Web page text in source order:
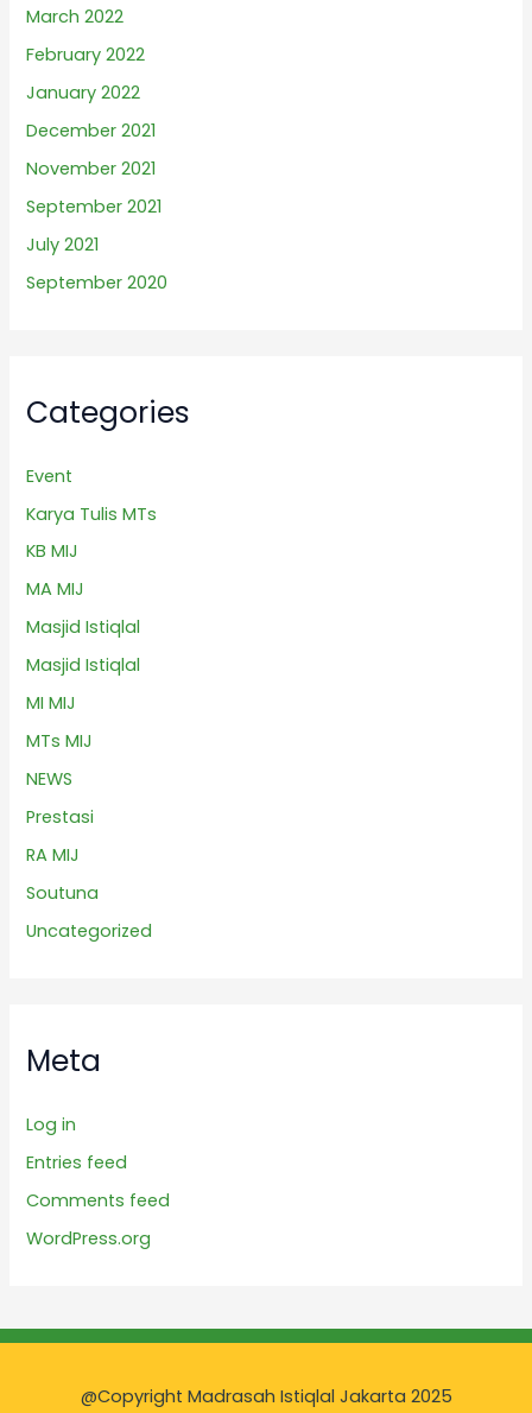
March 2022
February 2022
January 2022
December 2021
November 2021
September 2021
July 2021
September 2020
Categories
Event
Karya Tulis MTs
KB MIJ
MA MIJ
Masjid Istiqlal
Masjid Istiqlal
MI MIJ
MTs MIJ
NEWS
Prestasi
RA MIJ
Soutuna
Uncategorized
Meta
Log in
Entries feed
Comments feed
WordPress.org
@Copyright Madrasah Istiqlal Jakarta 2025